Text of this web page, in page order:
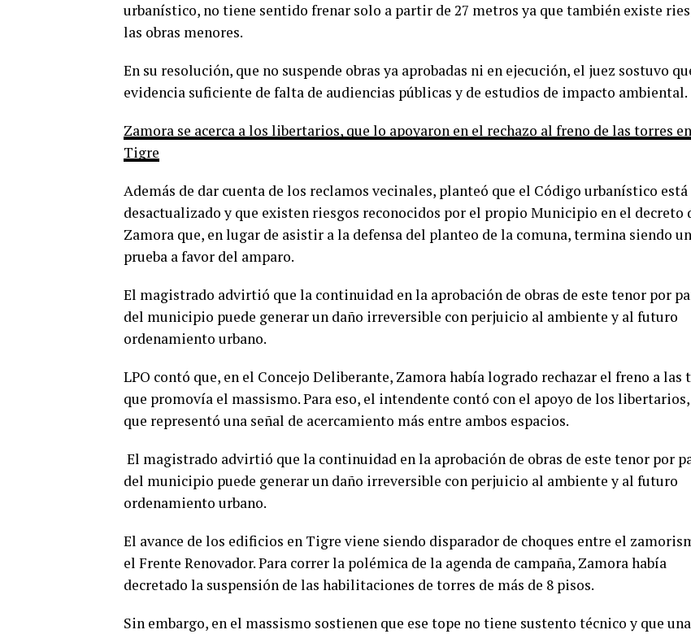
urbanístico, no tiene sentido frenar solo a partir de 27 metros ya que también existe
las obras menores.
En su resolución, que no suspende obras ya aprobadas ni en ejecución, el juez sostuvo
evidencia suficiente de falta de audiencias públicas y de estudios de impacto ambiental.
Zamora se acerca a los libertarios, que lo apoyaron en el rechazo al freno de las torres en
Tigre
Además de dar cuenta de los reclamos vecinales, planteó que el Código urbanístico está
desactualizado y que existen riesgos reconocidos por el propio Municipio en el decreto
Zamora que, en lugar de asistir a la defensa del planteo de la comuna, termina siendo
prueba a favor del amparo.
El magistrado advirtió que la continuidad en la aprobación de obras de este tenor por
del municipio puede generar un daño irreversible con perjuicio al ambiente y al futuro
ordenamiento urbano.
LPO contó que, en el Concejo Deliberante, Zamora había logrado rechazar el freno a las
que promovía el massismo. Para eso, el intendente contó con el apoyo de los
que representó una señal de acercamiento más entre ambos espacios.
El magistrado advirtió que la continuidad en la aprobación de obras de este tenor por
del municipio puede generar un daño irreversible con perjuicio al ambiente y al futuro
ordenamiento urbano.
El avance de los edificios en Tigre viene siendo disparador de choques entre el
el Frente Renovador. Para correr la polémica de la agenda de campaña, Zamora había
decretado la suspensión de las habilitaciones de torres de más de 8 pisos.
Sin embargo, en el massismo sostienen que ese tope no tiene sustento técnico y que una